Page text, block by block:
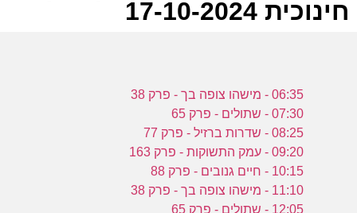
חינוכית 17-10-2024
06:35 - מישהו צופה בך - פרק 38
07:30 - שתולים - פרק 65
08:25 - שדרות ברזיל - פרק 77
09:20 - עמק התשוקות - פרק 163
10:15 - חיים גנובים - פרק 88
11:10 - מישהו צופה בך - פרק 38
12:05 - שתולים - פרק 65